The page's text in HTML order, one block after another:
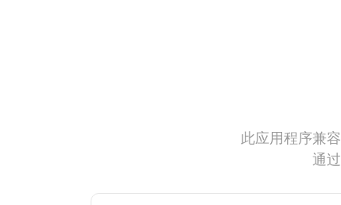
此应用程序兼
通